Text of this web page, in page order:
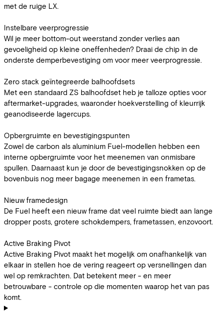
met de ruige LX.
Instelbare veerprogressie
Wil je meer bottom-out weerstand zonder verlies aan
gevoeligheid op kleine oneffenheden? Draai de chip in de
onderste demperbevestiging om voor meer veerprogressie.
Zero stack geïntegreerde balhoofdsets
Met een standaard ZS balhoofdset heb je talloze opties voor
aftermarket-upgrades, waaronder hoekverstelling of kleurrijk
geanodiseerde lagercups.
Opbergruimte en bevestigingspunten
Zowel de carbon als aluminium Fuel-modellen hebben een
interne opbergruimte voor het meenemen van onmisbare
spullen. Daarnaast kun je door de bevestigingsnokken op de
bovenbuis nog meer bagage meenemen in een frametas.
Nieuw framedesign
De Fuel heeft een nieuw frame dat veel ruimte biedt aan lange
dropper posts, grotere schokdempers, frametassen, enzovoort.
Active Braking Pivot
Active Braking Pivot maakt het mogelijk om onafhankelijk van
elkaar in stellen hoe de vering reageert op versnellingen dan
wel op remkrachten. Dat betekent meer - en meer
betrouwbare - controle op die momenten waarop het van pas
komt.